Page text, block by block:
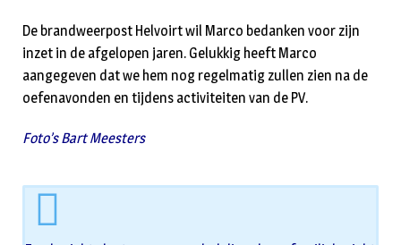
De brandweerpost Helvoirt wil Marco bedanken voor zijn
inzet in de afgelopen jaren. Gelukkig heeft Marco
aangegeven dat we hem nog regelmatig zullen zien na de
oefenavonden en tijdens activiteiten van de PV.
Foto’s Bart Meesters